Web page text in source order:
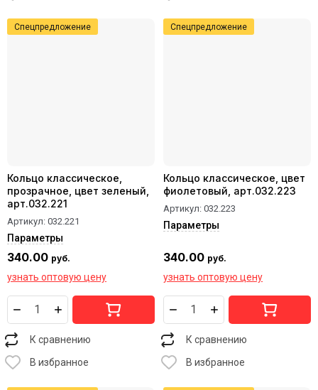
Спецпредложение
Кольцо классическое,
прозрачное, цвет зеленый,
арт.032.221
Артикул: 032.221
Параметры
340.00 руб.
узнать оптовую цену
К сравнению
В избранное
Спецпредложение
Кольцо классическое, цвет
фиолетовый, арт.032.223
Артикул: 032.223
Параметры
340.00 руб.
узнать оптовую цену
К сравнению
В избранное